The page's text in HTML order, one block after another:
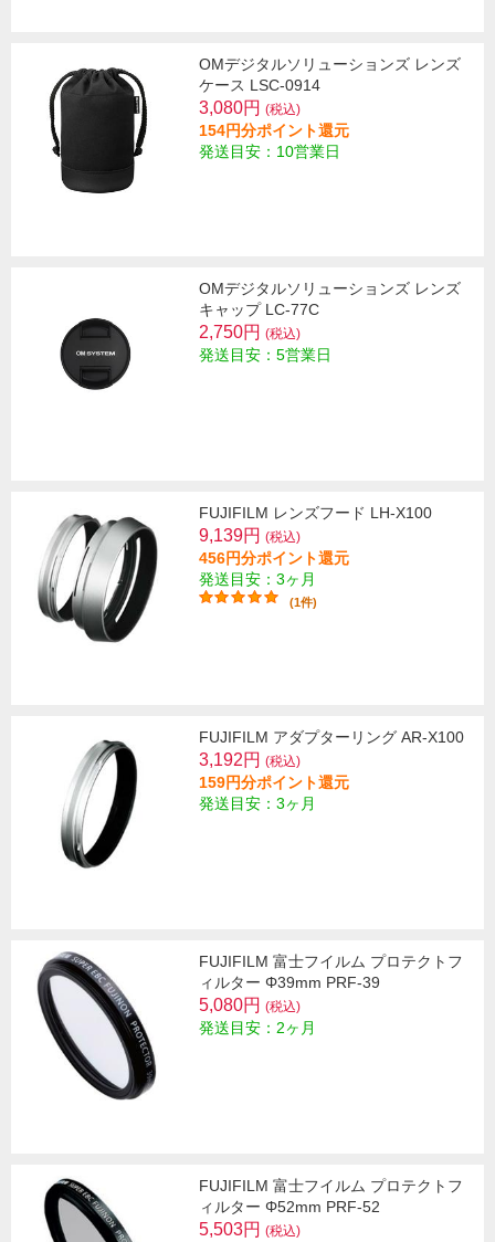
OMデジタルソリューションズ レンズ
ケース LSC-0914
3,080円 (税込)
154円分ポイント還元
発送目安：10営業日
OMデジタルソリューションズ レンズ
キャップ LC-77C
2,750円 (税込)
発送目安：5営業日
FUJIFILM レンズフード LH-X100
9,139円 (税込)
456円分ポイント還元
発送目安：3ヶ月
(1件)
FUJIFILM アダプターリング AR-X100
3,192円 (税込)
159円分ポイント還元
発送目安：3ヶ月
FUJIFILM 富士フイルム プロテクトフ
ィルター Φ39mm PRF-39
5,080円 (税込)
発送目安：2ヶ月
FUJIFILM 富士フイルム プロテクトフ
ィルター Φ52mm PRF-52
5,503円 (税込)